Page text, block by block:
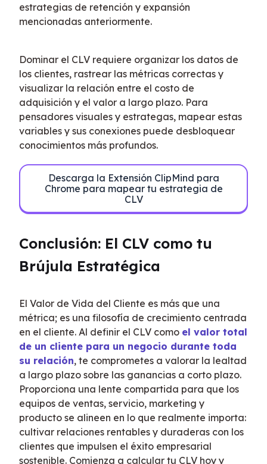
estrategias de retención y expansión
mencionadas anteriormente.
Dominar el CLV requiere organizar los datos de
los clientes, rastrear las métricas correctas y
visualizar la relación entre el costo de
adquisición y el valor a largo plazo. Para
pensadores visuales y estrategas, mapear estas
variables y sus conexiones puede desbloquear
conocimientos más profundos.
Descarga la Extensión ClipMind para
Chrome para mapear tu estrategia de
CLV
Conclusión: El CLV como tu
Brújula Estratégica
El Valor de Vida del Cliente es más que una
métrica; es una filosofía de crecimiento centrada
en el cliente. Al definir el CLV como el valor total
de un cliente para un negocio durante toda
su relación, te comprometes a valorar la lealtad
a largo plazo sobre las ganancias a corto plazo.
Proporciona una lente compartida para que los
equipos de ventas, servicio, marketing y
producto se alineen en lo que realmente importa:
cultivar relaciones rentables y duraderas con los
clientes que impulsen el éxito empresarial
sostenible. Comienza a calcular tu CLV hoy y